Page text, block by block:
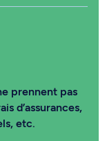
prennent pas
d’assurances,
etc.